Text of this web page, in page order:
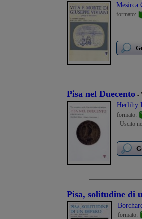
Mesirca
formato:
...
Pisa nel Duecento -
Herlihy
formato:
Uscito
Pisa, solitudine di
formato: